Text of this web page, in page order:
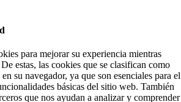
para mejorar su experiencia mientras
estas, las cookies que se clasifican como
su navegador, ya que son esenciales para el
básicas del sitio web. También
que nos ayudan a analizar y comprender